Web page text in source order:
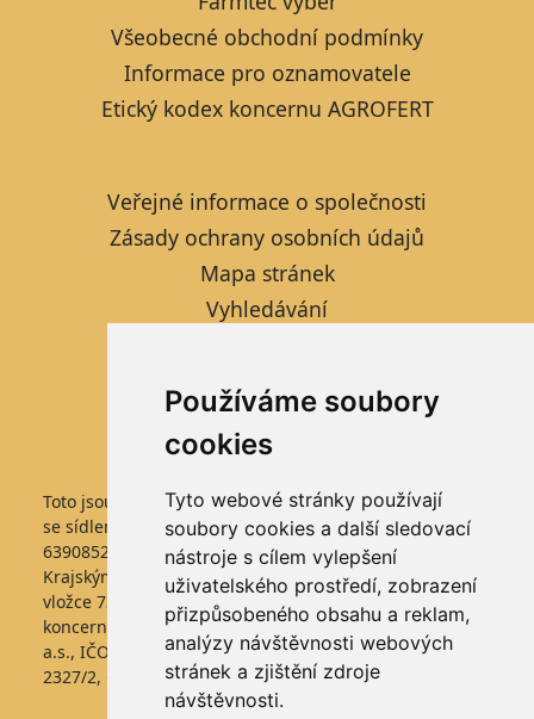
Používáme soubory
cookies
Tyto webové stránky používají
soubory cookies a další sledovací
nástroje s cílem vylepšení
uživatelského prostředí, zobrazení
přizpůsobeného obsahu a reklam,
analýzy návštěvnosti webových
stránek a zjištění zdroje
návštěvnosti.
Všeobecné obchodní podmínky
Informace pro oznamovatele
Etický kodex koncernu AGROFERT
Veřejné informace o společnosti
Zásady ochrany osobních údajů
Mapa stránek
Vyhledávání
Nastavení cookies
Toto jsou internetové stránky společnosti FARMTEC a.s.,
se sídlem Jistebnice, Tisová 326, PSČ 391 33, IČO
63908522, zapsané v obchodním rejstříku vedeném
Krajským soudem v Českých Budějovicích, v oddílu B,
vložce 736. Společnost FARMTEC a.s., je členem
koncernu AGROFERT řízeného společností AGROFERT,
a.s., IČO 26185610, se sídlem na adrese Pyšelská
2327/2, Chodov, 149 00 Praha 4.